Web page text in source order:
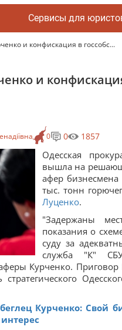
Сервисы для
и конфискация в госсобс...
и
0 0 1857
Одесская
вышла на
афер бизнесмена
тыс. тонн
Луценко.
"Задержаны
показания о
суду за
служба "К" СБУ
Курченко.
стратегического
Курченко: Свой